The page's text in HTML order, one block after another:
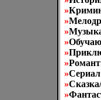
»
»
»
»
»
»
»Сериал
»
»